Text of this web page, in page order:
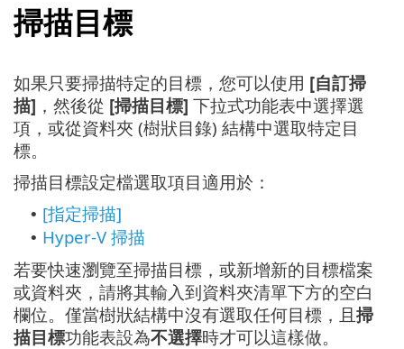
掃描目標
如果只要掃描特定的目標，您可以使用 [自訂掃
描] ，然後從 [掃描目標] 下拉式功能表中選擇選
項，或從資料夾 (樹狀目錄) 結構中選取特定目
標。
掃描目標設定檔選取項目適用於：
• [指定掃描]
• Hyper-V 掃描
若要快速瀏覽至掃描目標，或新增新的目標檔案
或資料夾，請將其輸入到資料夾清單下方的空白
欄位。僅當樹狀結構中沒有選取任何目標，且掃
描目標功能表設為不選擇時才可以這樣做。